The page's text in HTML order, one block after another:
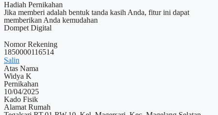
Hadiah Pernikahan
Jika memberi adalah bentuk tanda kasih Anda, fitur ini dapat
memberikan Anda kemudahan
Dompet Digital
Nomor Rekening
1850000116514
Salin
Atas Nama
Widya K
Pernikahan
10/04/2025
Kado Fisik
Alamat Rumah